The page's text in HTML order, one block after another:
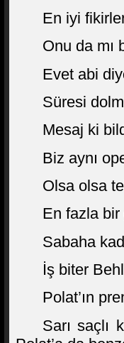
En iyi
Onu da mı
Evet abi
Süresi
Mesaj ki
Biz aynı
Olsa olsa
En fazla
Sabaha
İş biter
Polat’ın
Sarı saçlı